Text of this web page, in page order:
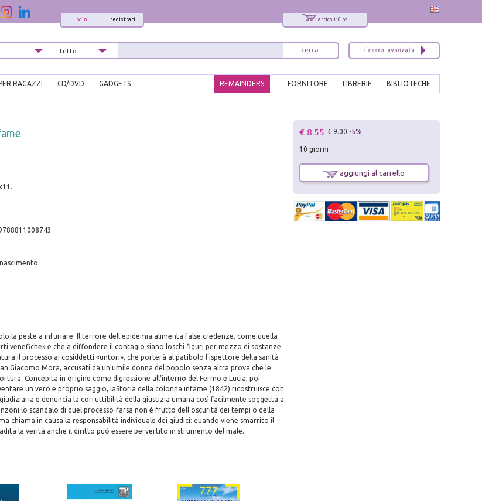
articoli: 0 pz.
registrati
login
RAGAZZI CD/DVD GADGETS BIBLIOTECHE
LIBRERIE
FORNITORE
REMAINDERS
la peste a infuriare. Il terrore dell'epidemia alimenta false credenze, come quella
venefiche» e che a diffondere il contagio siano loschi figuri per mezzo di sostanze
il processo ai cosiddetti «untori», che porterà al patibolo l'ispettore della sanità
Giacomo Mora, accusati da un'umile donna del popolo senza altra prova che le
Concepita in origine come digressione all'interno del Fermo e Lucia, poi
un vero e proprio saggio, laStoria della colonna infame (1842) ricostruisce con
e denuncia la corruttibilità della giustizia umana così facilmente soggetta a
lo scandalo di quel processo-farsa non è frutto dell'oscurità dei tempi o della
chiama in causa la responsabilità individuale dei giudici: quando viene smarrito il
la verità anche il diritto può essere pervertito in strumento del male.
€ 8.55 € 9.00 -5%
10 giorni
aggiungi al carrello
x
Interessato ai nostri libri?
Sarai informato delle nostre novità, potrai
comunque cancellarti quando desideri.
modulo di iscrizione